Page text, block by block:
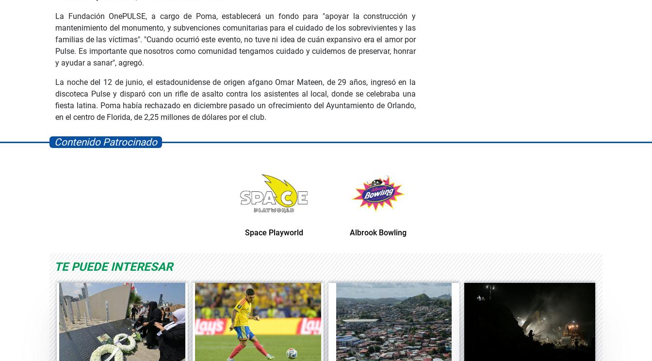
La Fundación OnePULSE, a cargo de Poma, establecerá un fondo para "apoyar la construcción y
mantenimiento del monumento, y subvenciones comunitarias para el cuidado de los sobrevivientes y las
familias de las víctimas". "Cuando ocurrió este evento, no tuve ni idea de cuán expansivo era el amor por
Pulse. Es importante que nosotros como comunidad tengamos cuidado y cuidemos de preservar, honrar
y ayudar a sanar", agregó.
La noche del 12 de junio, el estadounidense de origen afgano Omar Mateen, de 29 años, ingresó en la
discoteca Pulse y disparó con un rifle de asalto contra los asistentes al local, donde se celebraba una
fiesta latina. Poma había rechazado en diciembre pasado un ofrecimiento del Ayuntamiento de Orlando,
en el centro de Florida, de 2,25 millones de dólares por el club.
Contenido Patrocinado
Space Playworld Albrook Bowling
TE PUEDE INTERESAR